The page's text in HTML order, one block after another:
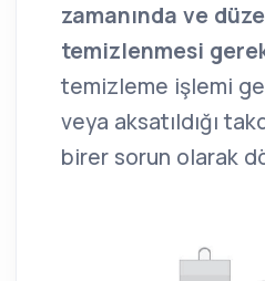
zamanında ve
temizlenmesi
temizleme işlemi
veya aksatıldığı
birer sorun olarak